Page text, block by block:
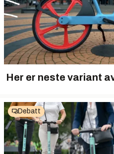
Her er neste variant
Debatt